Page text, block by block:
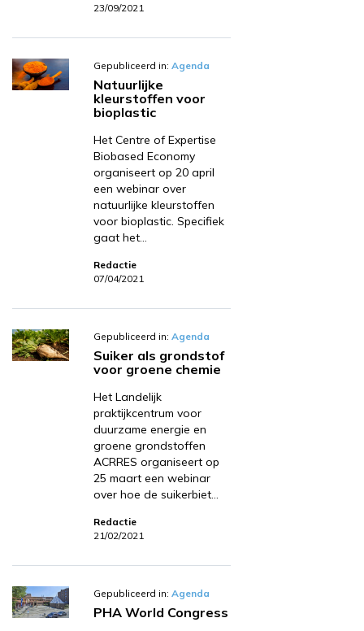
23/09/2021
Gepubliceerd in: Agenda
Natuurlijke
kleurstoffen voor
bioplastic
Het Centre of Expertise
Biobased Economy
organiseert op 20 april
een webinar over
natuurlijke kleurstoffen
voor bioplastic. Specifiek
gaat het…
Redactie
07/04/2021
Gepubliceerd in: Agenda
Suiker als grondstof
voor groene chemie
Het Landelijk
praktijkcentrum voor
duurzame energie en
groene grondstoffen
ACRRES organiseert op
25 maart een webinar
over hoe de suikerbiet…
Redactie
21/02/2021
Gepubliceerd in: Agenda
PHA World Congress